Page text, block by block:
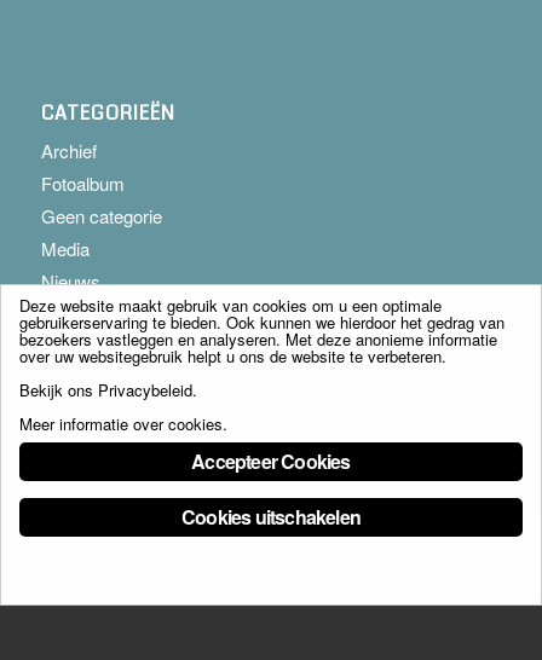
CATEGORIEËN
Archief
Fotoalbum
Geen categorie
Media
Nieuws
© Copyright - Franciscus Huis Weert B.V. - webdesign:
Deze website maakt gebruik van cookies om u een optimale
gebruikerservaring te bieden. Ook kunnen we hierdoor het gedrag van
bezoekers vastleggen en analyseren. Met deze anonieme informatie
over uw websitegebruik helpt u ons de website te verbeteren.
Bekijk ons Privacybeleid.
Meer informatie over cookies.
Accepteer Cookies
Cookies uitschakelen